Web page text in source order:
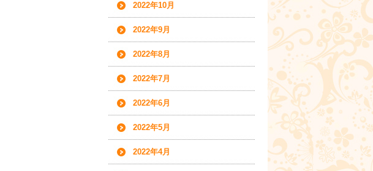
2022年10月
2022年9月
2022年8月
2022年7月
2022年6月
2022年5月
2022年4月